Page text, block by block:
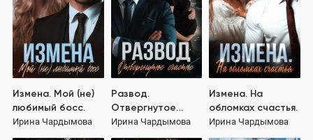
Измена. Мой (не)
любимый босс.
Ирина Чардымова
Развод.
Отвергнутое
счастье
Ирина Чардымова
Измена. На
обломках счастья.
Ирина Чардымова